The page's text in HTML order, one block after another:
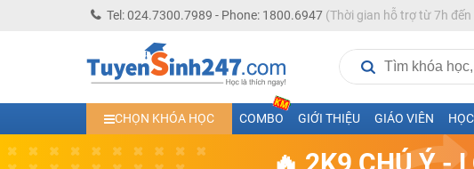
Tel: 024.7300.7989 - Phone: 1800.6947(Thời gian hỗ trợ từ 7h đến
CHỌN KHÓA HỌC COMBO GIỚI THIỆU GIÁO VIÊN
Học trực tuyến lớp 10 các môn Toán - Lý - Hóa - Văn - Anh- Sinh-Sử-Địa
Học trực tuyến lớp 11 đủ môn cùng Thầy Cô giỏi, nổi tiếng
Học online lớp 5 cùng thầy cô giáo giỏi, nổi tiếng